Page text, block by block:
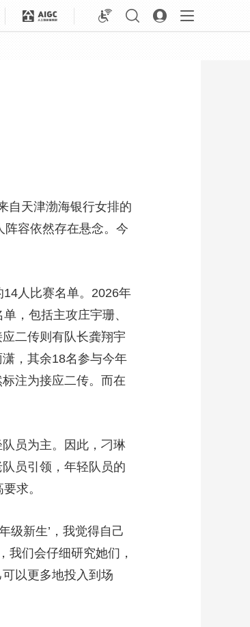
产业+
才艺 网展 央央好物
自天津渤海银行女排的
容依然存在悬念。今
人比赛名单。2026年
，包括主攻庄宇珊、
二传则有队长龚翔宇
，其余18名参与今年
注为接应二传。而在
员为主。因此，刁琳
员引领，年轻队员的
求。
新生’，我觉得自己
们会仔细研究她们，
以更多地投入到场